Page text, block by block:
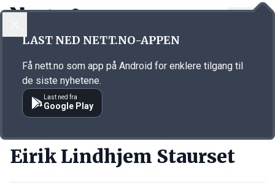
Annonsørinnhold
Eirik Lindhjem Staurset
LAST NED NETT.NO-APPEN
Få nett.no som app på Android for enklere tilgang til
de siste nyhetene.
Last ned fra
Google Play